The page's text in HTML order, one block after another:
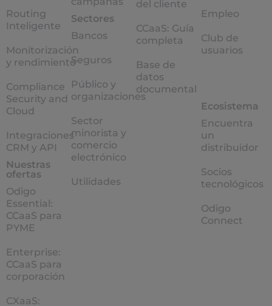
Routing
Inteligente
Monitorización
y rendimiento
Compliance
Security and
Cloud
Integraciones
CRM y API
Nuestras
ofertas
Odigo
Essential:
CCaaS para
PYME
Enterprise:
CCaaS para
corporación
CXaaS:
Sectores
Bancos
Seguros
Público y
organizaciones
Sector
minorista y
comercio
electrónico
Utilidades
del cliente
CCaaS: Guía
completa
Base de
datos
documental
Empleo
Club de
usuarios
Ecosistema
Encuentra
un
distribuidor
Socios
tecnológicos
Odigo
Connect